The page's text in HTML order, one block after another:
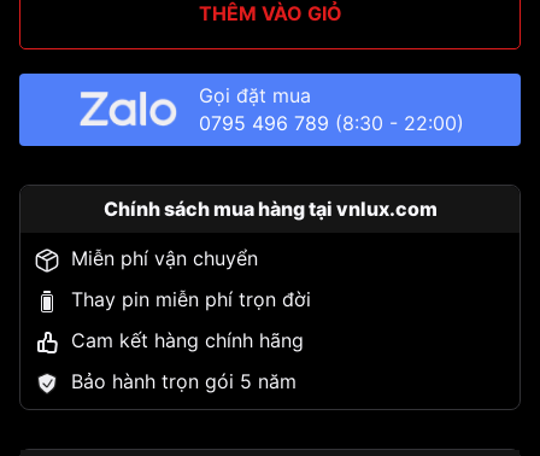
THÊM VÀO GIỎ
Gọi đặt mua
0795 496 789 (8:30 - 22:00)
Chính sách mua hàng tại vnlux.com
Miễn phí vận chuyển
Thay pin miễn phí trọn đời
Cam kết hàng chính hãng
Bảo hành trọn gói 5 năm